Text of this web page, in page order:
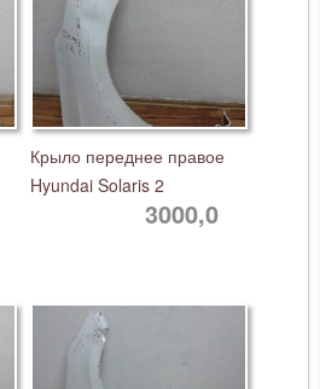
Крыло переднее правое
Hyundai Solaris 2
3000,0